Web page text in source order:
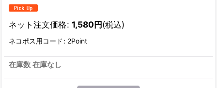
ネット注文価格: 1,580円(税込)
ネコポス用コード : 2Point
在庫数 在庫なし